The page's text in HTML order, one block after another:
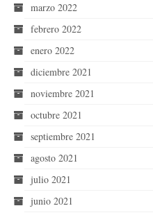
marzo 2022
febrero 2022
enero 2022
diciembre 2021
noviembre 2021
octubre 2021
septiembre 2021
agosto 2021
julio 2021
junio 2021